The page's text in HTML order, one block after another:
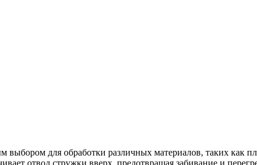
для обработки различных материалов, таких как
отвод стружки вверх, предотвращая забивание и